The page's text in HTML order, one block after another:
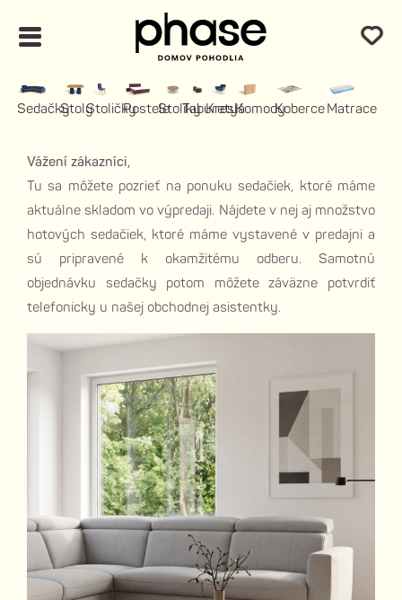
SedačkyStolyStoličkyPosteleStolíkyTaburety
KresláKomodyKoberceMatrace
Vážení zákazníci,
Tu sa môžete pozrieť na ponuku sedačiek, ktoré máme
aktuálne skladom vo výpredaji. Nájdete v nej aj množstvo
hotových sedačiek, ktoré máme vystavené v predajni a
sú pripravené k okamžitému odberu. Samotnú
objednávku sedačky potom môžete záväzne potvrdiť
telefonicky u našej obchodnej asistentky.